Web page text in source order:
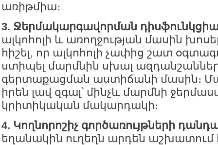
առիթմիա։
3. Ջերմակարգավորման
ալկոհոլի և առողջության մասին
հիշել, որ ալկոհոլի չափից շատ
ստիպել մարմնին սխալ ազդանշաններ
գերտաքացման աստիճանի մասին։
իրեն լավ զգալ՝ մինչև մարմնի
կրիտիկական մակարդակի։
4. Կողնորոշիչ գործառույթների
եղանակին ուղեղն արդեն աշխատում